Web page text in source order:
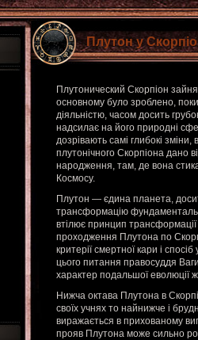
Плутон у
Плутонический Скорпіон
основному було зроблено,
діяльністю, часом досить
надсилає на його природні
дозрівають самі глибокі
плутонічного Скорпіона дано
народження, там, де вона
Космосу.
Плутон — єдина планета,
трансформацію
втілює принцип
проходження Плутона по
критерії смертної кари і
цього питання правосуддя
характер подальшої еволюції
Нижча октава Плутона в
своїх учнях то найнижче і
виражається в прихованому
прояв Плутона може сильно